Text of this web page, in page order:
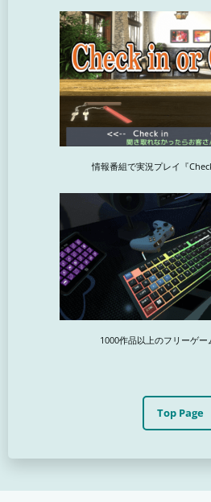
情報番組で実況プレイ『
1000作品以上のフリーゲ
Top Page